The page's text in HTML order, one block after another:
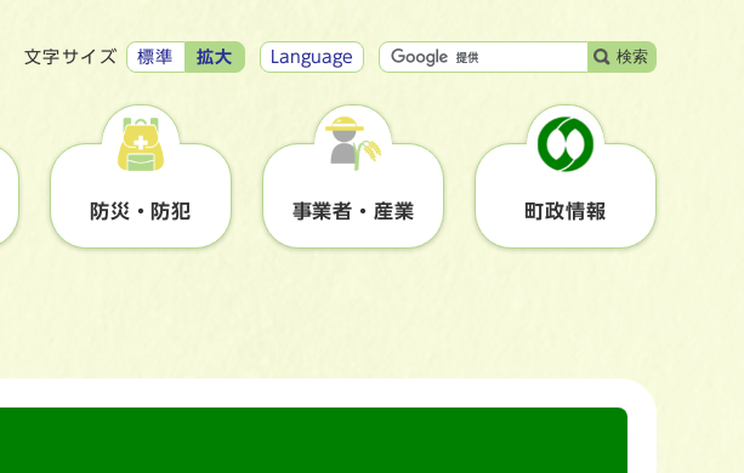
文字サイズ 標準 拡大 Language 検索
防災・防犯 事業者・産業 町政情報